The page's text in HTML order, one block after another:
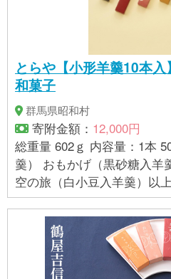
とらや【小形羊羹10本
和菓子
群馬県昭和村
寄附金額： 12,000円
総重量 602ｇ 内容量：1本 50g×10本 夜
羹） おもかげ（黒砂糖入羊
空の旅（白小豆入羊羹）以上各2本 はちみ
羊羹）1本 和紅茶（和紅茶入羊羹）1
造から1年 ■アレルギー品目 特定原材料8品目は使
用していません 特定原材料
用していません